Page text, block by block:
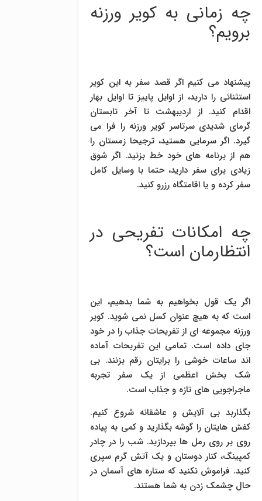
چه زمانی به کویر ورزنه
برویم؟
پیشنهاد می کنیم اگر قصد سفر به این کویر
استثنائی را دارید، از اوایل پاییز تا اوایل بهار
اقدام کنید. از اردیبهشت تا آخر تابستان
گرمای شدیدی سرتاسر کویر ورزنه را فرا می
گیرد. اگر سرمایی هستید، ترجیحا زمستان را
هم از برنامه های خود خط بزنید. اگر شوق
زیادی برای سفر دارید، حتما با وسایل کامل
سفر کرده و یا اقامتگاه رزرو کنید.
چه امکانات تفریحی در
انتظارمان است؟
اگر یک قول بخواهیم به شما بدهیم، این
است که به هیچ عنوان کسل نمی شوید. کویر
ورزنه مجموعه ای از تفریحات جذاب را در خود
جای داده است. تمامی این تفریحات آماده
اند ساعات خوشی را برایتان رقم بزنند. بی
شک بخش اعظمی از یک سفر تجربه
ماجراجویی های تازه و جذاب است.
بگذاربد بی آلایش و عاشقانه شروع کنیم.
کفش هایتان را گوشه بگذارید و کمی به پیاده
روی بر روی رمل ها بپردازید. شب را در چادر
کمپینگ، کنار دوستان و یک آتش گرم سپری
کنید. فراموش نکنید که ستاره های آسمان در
حال چشمک زدن به شما هستند.